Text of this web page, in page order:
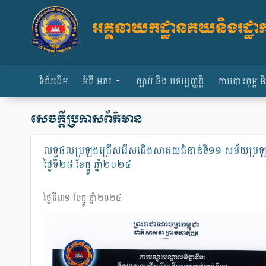
អគ្គនាយកដ្ឋានគយនិងរដ្ឋា
ទំព័រដើម អំពី អគរ ច្បាប់ និង បទប្បញ្ញត្តិ ការបោះពុម្ព
សេចក្តីប្រកាសព័ត៌មាន
លទ្ធផលប្រឡងជ្រើសរើសជើងសាគយជំនាន់ទី១១ សម័យប្រ
ថ្ងៃទី២៨ ខែធ្នូ ឆ្នាំ២០២៤
ថ្ងៃទី៣១ ខែធ្នូ ឆ្នាំ២០២៤